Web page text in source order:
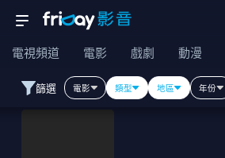
電視頻道 電影 戲劇 動漫
篩選 電影 類型 地區 年份